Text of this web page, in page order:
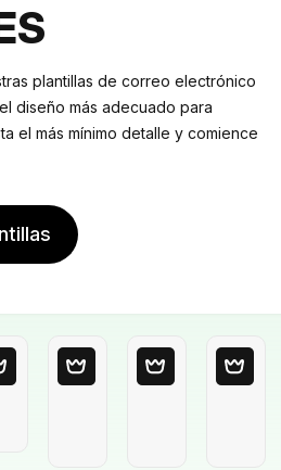
plantillas de correo electrónico
diseño más adecuado para
el más mínimo detalle y comience